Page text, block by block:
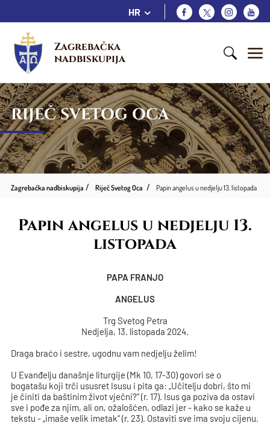
HR
Zagrebačka
nadbiskupija
RIJEČ SVETOG OCA
Zagrebačka nadbiskupija Riječ Svetog Oca Papin angelus u nedjelju 13. listopada
Papin angelus u nedjelju 13.
listopada
PAPA FRANJO
ANGELUS
Trg Svetog Petra
Nedjelja, 13. listopada 2024.
Draga braćo i sestre, ugodnu vam nedjelju želim!
U Evanđelju današnje liturgije (Mk 10, 17-30) govori se o
bogatašu koji trči ususret Isusu i pita ga: „Učitelju dobri, što mi
je činiti da baštinim život vječni?“ (r. 17). Isus ga poziva da ostavi
sve i pođe za njim, ali on, ožalošćen, odlazi jer - kako se kaže u
tekstu - „imaše velik imetak“ (r. 23). Ostaviti sve ima svoju cijenu.